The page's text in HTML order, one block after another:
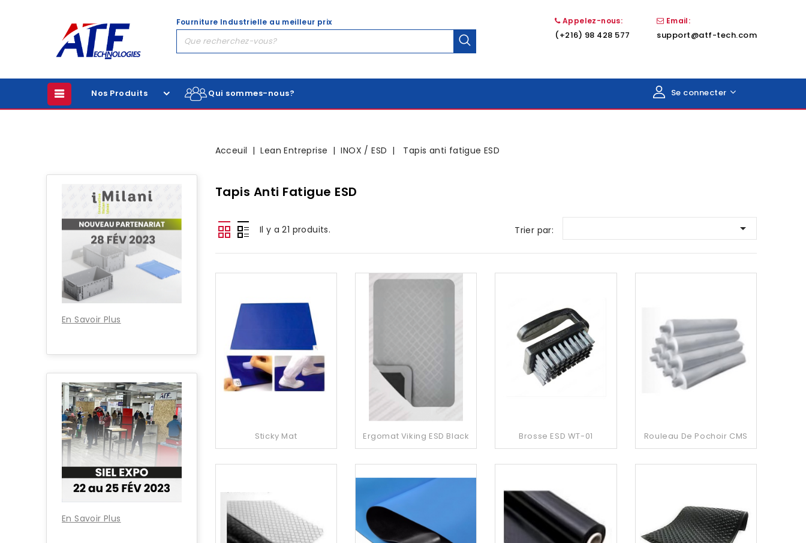
Appelez-nous:
(+216) 98 428 577
Email:
support@atf-tech.com
Fourniture Industrielle au meilleur prix
Qui sommes-nous? Se connecter
Nos Produits
En Savoir Plus
En Savoir Plus
Acceuil Lean Entreprise INOX / ESD Tapis anti fatigue ESD
Tapis Anti Fatigue ESD
Il y a 21 produits. Trier par: 
Sticky Mat Ergomat Viking ESD Black Brosse ESD WT-01 Rouleau De Pochoir CMS